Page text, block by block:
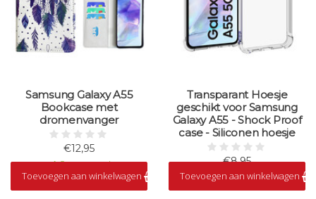
Samsung Galaxy A55
Bookcase met
dromenvanger
€12,95
Op voorraad
Toevoegen aan winkelwagen
Transparant Hoesje
geschikt voor Samsung
Galaxy A55 - Shock Proof
case - Siliconen hoesje
€8,95
Op voorraad
Toevoegen aan winkelwagen